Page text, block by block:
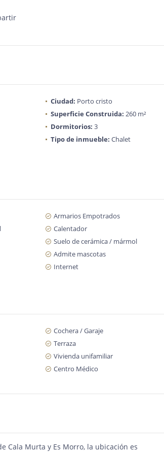
Ciudad: Porto cristo
Superficie Construida: 260 m²
Dormitorios: 3
Tipo de inmueble: Chalet
Armarios Empotrados
Calentador
Suelo de cerámica / mármol
Admite mascotas
Internet
Cochera / Garaje
Terraza
Vivienda unifamiliar
Centro Médico
Cala Murta y Es Morro, la ubicación es